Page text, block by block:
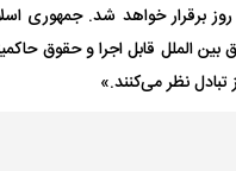
فنی و نظامی و مین‌زدایی توسط جمهوری اسلامی ایران، ظرف ۳۰ روز
بین الملل قابل اجرا و حقوق
نظر می‌کنند.»
دو خرید جدید پرسپولیس
امضای قرارداد امروز